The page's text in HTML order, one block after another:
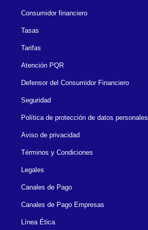
Consumidor financiero
Tasas
Tarifas
Atención PQR
Defensor del Consumidor Financiero
Seguridad
Política de protección de datos personales
Aviso de privacidad
Términos y Condiciones
Legales
Canales de Pago
Canales de Pago Empresas
Línea Ética